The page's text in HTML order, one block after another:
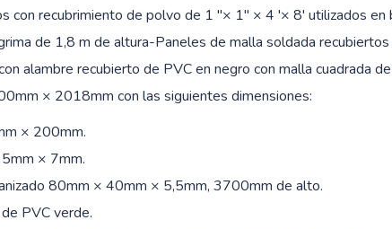
con recubrimiento de polvo de 1 "× 1" × 4 '× 8' utilizados en
de 1,8 m de altura-Paneles de malla soldada recubiertos
alambre recubierto de PVC en negro con malla
× 2018mm con las siguientes dimensiones:
× 200mm.
5mm × 7mm.
80mm × 40mm × 5,5mm, 3700mm de alto.
PVC verde.